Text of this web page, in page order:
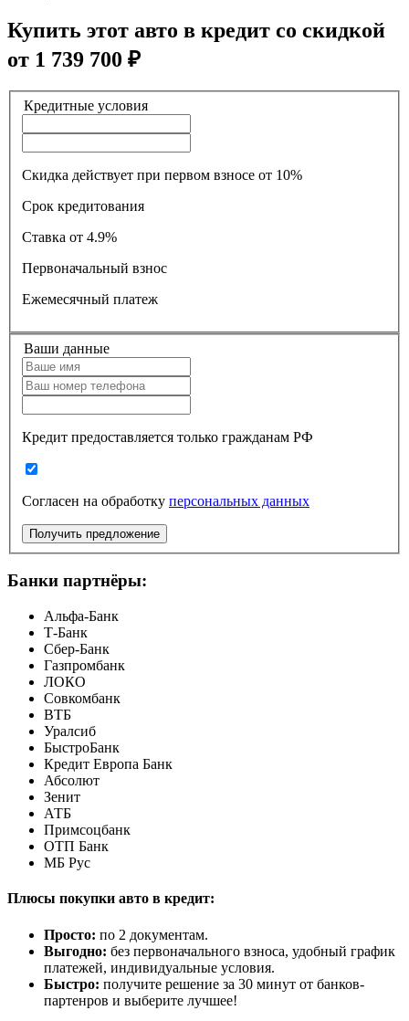
Купить этот авто в кредит со скидкой
от 1 739 700 ₽
Кредитные условия
Скидка действует при первом взносе от 10%
Срок кредитования
Ставка
от 4.9%
Первоначальный взнос
Ежемесячный платеж
Ваши данные
Кредит предоставляется только гражданам РФ
Согласен на обработку персональных данных
Получить предложение
Банки партнёры:
Альфа-Банк
Т-Банк
Сбер-Банк
Газпромбанк
ЛОКО
Совкомбанк
ВТБ
Уралсиб
БыстроБанк
Кредит Европа Банк
Абсолют
Зенит
АТБ
Примсоцбанк
ОТП Банк
МБ Рус
Плюсы покупки авто в кредит:
Просто: по 2 документам.
Выгодно: без первоначального взноса, удобный график
платежей, индивидуальные условия.
Быстро: получите решение за 30 минут от банков-
партенров и выберите лучшее!